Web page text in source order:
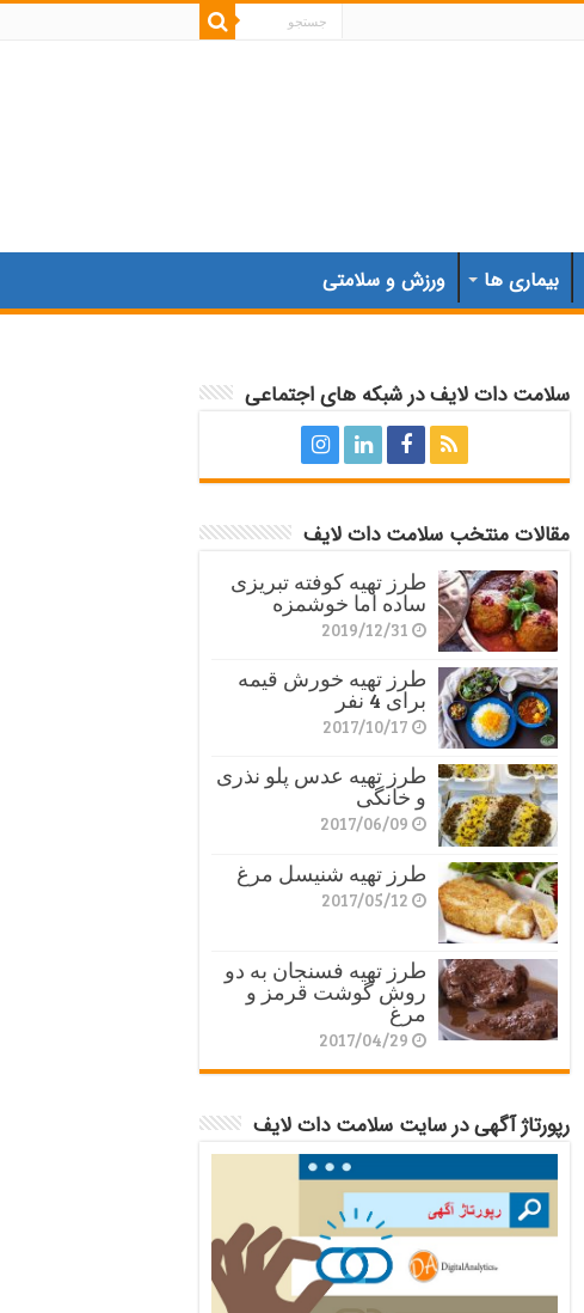
بیماری ها ورزش و سلامتی
سلامت دات لایف در شبکه های اجتماعی
مقالات منتخب سلامت دات لایف
طرز تهیه کوفته تبریزی
ساده اما خوشمزه
2019/12/31
طرز تهیه خورش قیمه
برای 4 نفر
2017/10/17
طرز تهیه عدس پلو نذری
و خانگی
2017/06/09
طرز تهیه شنیسل مرغ
2017/05/12
طرز تهیه فسنجان به دو
روش گوشت قرمز و
مرغ
2017/04/29
رپورتاژ آگهی در سایت سلامت دات لایف